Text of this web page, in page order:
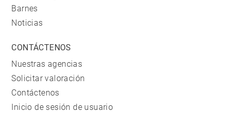
Barnes
Noticias
CONTÁCTENOS
Nuestras agencias
Solicitar valoración
Contáctenos
Inicio de sesión de usuario